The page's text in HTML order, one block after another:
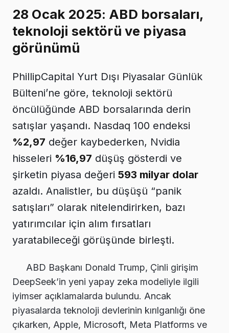
28 Ocak 2025: ABD borsaları,
teknoloji sektörü ve piyasa
görünümü
PhillipCapital Yurt Dışı Piyasalar Günlük
Bülteni’ne göre, teknoloji sektörü
öncülüğünde ABD borsalarında derin
satışlar yaşandı. Nasdaq 100 endeksi
%2,97 değer kaybederken, Nvidia
hisseleri %16,97 düşüş gösterdi ve
şirketin piyasa değeri 593 milyar dolar
azaldı. Analistler, bu düşüşü “panik
satışları” olarak nitelendirirken, bazı
yatırımcılar için alım fırsatları
yaratabileceği görüşünde birleşti.
ABD Başkanı Donald Trump, Çinli girişim
DeepSeek’in yeni yapay zeka modeliyle ilgili
iyimser açıklamalarda bulundu. Ancak
piyasalarda teknoloji devlerinin kırılganlığı öne
çıkarken, Apple, Microsoft, Meta Platforms ve